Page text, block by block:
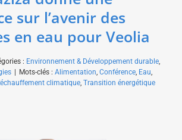
sur l’avenir des
en eau pour Veolia
: Environnement & Développement durable,
Mots-clés : Alimentation, Conférence, Eau,
climatique, Transition énergétique